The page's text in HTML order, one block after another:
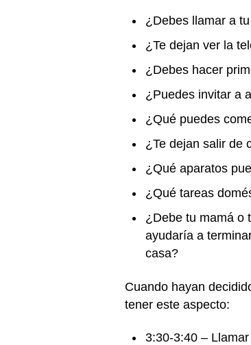
¿Debes llamar a
¿Te dejan ver la
¿Debes hacer
¿Puedes invitar a
¿Qué puedes
¿Te dejan salir de
¿Qué aparatos
¿Qué tareas
¿Debe tu mamá o
ayudaría a
casa?
Cuando hayan
tener este aspecto:
3:30-3:40 –